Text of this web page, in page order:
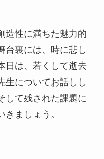
造性に満ちた魅力的
台裏には、時に悲し
日は、若くして逝去
生についてお話しし
して残された課題に
ましょう。